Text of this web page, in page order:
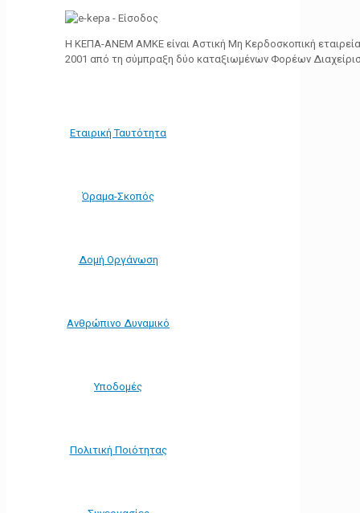
Η ΚΕΠΑ-ΑΝΕΜ ΑΜΚΕ είναι Αστική Μη Κερδοσκοπική
2001 από τη σύμπραξη δύο καταξιωμένων Φορέων
Εταιρική Ταυτότητα
Όραμα-Σκοπός
Δομή Οργάνωση
Ανθρώπινο Δυναμικό
Υποδομές
Πολιτική Ποιότητας